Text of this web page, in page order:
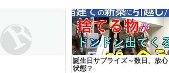
誕生日サプライズ～数日、放心
状態？